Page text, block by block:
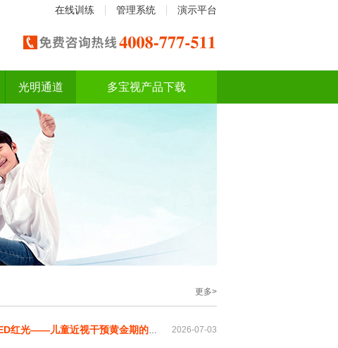
在线训练 管理系统 演示平台
光明通道 多宝视产品下载
更多>
——儿童近视干预黄金期的可靠选择！ 2026-07-03